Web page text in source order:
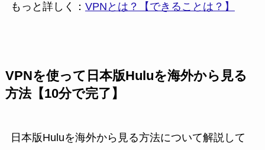
もっと詳しく： VPNとは？【できることは？】
VPNを使って日本版Huluを海外から見る
方法【10分で完了】
日本版Huluを海外から見る方法について解説して